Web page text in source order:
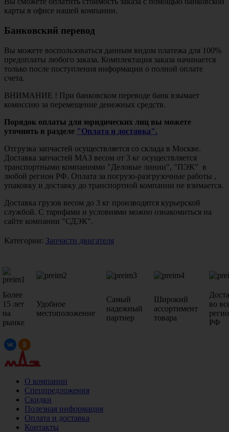
карты в офисе нашей компании.
Банковский перевод
Вы можете воспользоваться данным видом платежа для 100%
предоплаты любого заказа. Комплектация заказа начинается
только после поступления информации о полной оплате
счета.
ВНИМАНИЕ ! При банковском переводе банк взымает
комиссию за перемещение денежных средств.
Порядок оплаты для юридических лиц вы можете
уточнить в разделе "Оплата и доставка".
Отгрузка запчастей осуществляется со склада в Москве.
Доставка запчастей МАЗ весом от 3 кг осуществляется
транспортными компаниями "Деловые линии", "ПЭК" в
любой регион РФ. Оплата за погрузо-разгрузочные работы ,
упаковку и доставку до транспортной компании не взимается.
Доставка грузов весом до 3 кг производятся курьерской
службой. С тарифами и условиями можно ознакомиться на
сайте компании "СДЭК".
Категории: Запчасти двигателя
Более
15 лет
на
рынке
Удобное
местоположение
Самый
надежный
партнер
Широкий
ассортимент
товара
во
РФ
О компании
Спецпредложения
Скидки
Полезная информация
Оплата и доставка
Контакты